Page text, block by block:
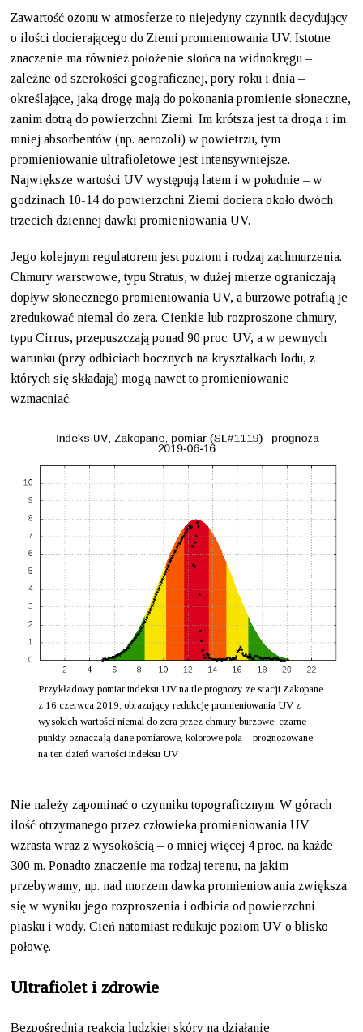
Zawartość ozonu w atmosferze to niejedyny czynnik decydujący
o ilości docierającego do Ziemi promieniowania UV. Istotne
znaczenie ma również położenie słońca na widnokręgu –
zależne od szerokości geograficznej, pory roku i dnia –
określające, jaką drogę mają do pokonania promienie słoneczne,
zanim dotrą do powierzchni Ziemi. Im krótsza jest ta droga i im
mniej absorbentów (np. aerozoli) w powietrzu, tym
promieniowanie ultrafioletowe jest intensywniejsze.
Największe wartości UV występują latem i w południe – w
godzinach 10-14 do powierzchni Ziemi dociera około dwóch
trzecich dziennej dawki promieniowania UV.
Jego kolejnym regulatorem jest poziom i rodzaj zachmurzenia.
Chmury warstwowe, typu Stratus, w dużej mierze ograniczają
dopływ słonecznego promieniowania UV, a burzowe potrafią je
zredukować niemal do zera. Cienkie lub rozproszone chmury,
typu Cirrus, przepuszczają ponad 90 proc. UV, a w pewnych
warunku (przy odbiciach bocznych na kryształkach lodu, z
których się składają) mogą nawet to promieniowanie
wzmacniać.
Przykładowy pomiar indeksu UV na tle prognozy ze stacji Zakopane
z 16 czerwca 2019, obrazujący redukcję promieniowania UV z
wysokich wartości niemal do zera przez chmury burzowe; czarne
punkty oznaczają dane pomiarowe, kolorowe pola – prognozowane
na ten dzień wartości indeksu UV
Nie należy zapominać o czynniku topograficznym. W górach
ilość otrzymanego przez człowieka promieniowania UV
wzrasta wraz z wysokością – o mniej więcej 4 proc. na każde
300 m. Ponadto znaczenie ma rodzaj terenu, na jakim
przebywamy, np. nad morzem dawka promieniowania zwiększa
się w wyniku jego rozproszenia i odbicia od powierzchni
piasku i wody. Cień natomiast redukuje poziom UV o blisko
połowę.
Ultrafiolet i zdrowie
Bezpośrednią reakcją ludzkiej skóry na działanie